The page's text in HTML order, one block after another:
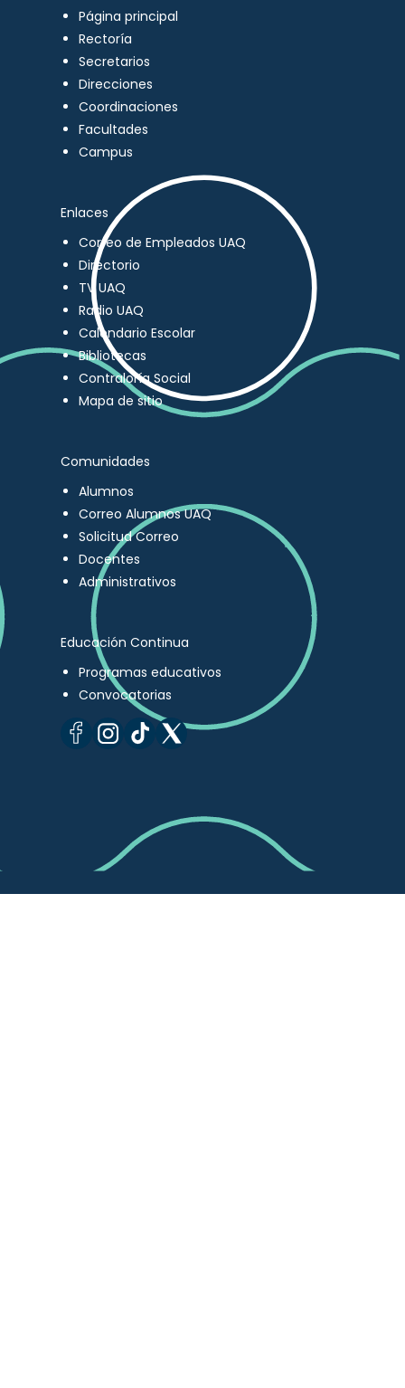
Página principal
Rectoría
Secretarios
Direcciones
Coordinaciones
Facultades
Campus
Enlaces
Correo de Empleados UAQ
Directorio
TV UAQ
Radio UAQ
Calendario Escolar
Bibliotecas
Contraloría Social
Mapa de sitio
Comunidades
Alumnos
Correo Alumnos UAQ
Solicitud Correo
Docentes
Administrativos
Educación Continua
Programas educativos
Convocatorias